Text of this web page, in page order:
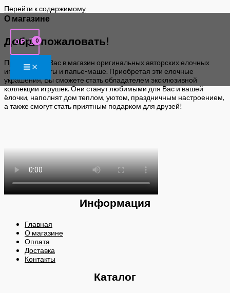
Перейти к содержимому
0₽
О магазине
Добро пожаловать!
Приглашаем Вас в магазин оригинальных авторских елочных
игрушек из ваты и папье-маше. Приобретая эти елочные
украшения, Вы сможете стать обладателем эксклюзивной
коллекции игрушек. Они станут любимыми для Вас и вашей
ёлочки, наполнят дом теплом, уютом, праздничным настроением,
а также смогут стать приятным подарком для друзей!
Информация
Главная
О магазине
Оплата
Доставка
Контакты
Каталог